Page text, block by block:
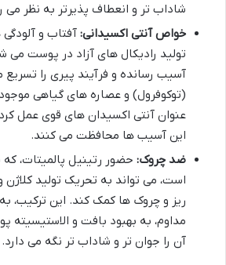
شاداب تر و انعطاف پذیرتر به نظر می
خواص آنتی اکسیدانی: آفتاب و
تولید رادیکال های آزاد در پوست می
(توکوفرول) و عصاره های گیاهی موجود
عنوان آنتی اکسیدان های قوی عمل
این آسیب ها محافظت می کنند.
ضد چروک:
است، می تواند به تحریک تولید
ریز و چروک ها کمک کند. این ترکیب،
مداوم، به بهبود بافت و الاستیسیته
آن را جوان تر و شاداب تر نگه می دارد.